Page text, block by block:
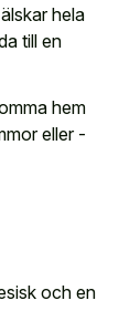
hela
till en
hem
eller -
och en